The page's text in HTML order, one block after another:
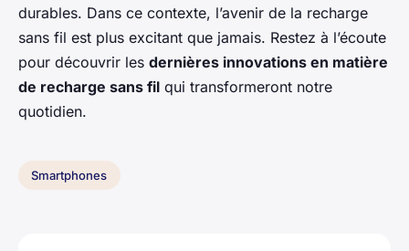
durables. Dans ce contexte, l’avenir de la recharge
sans fil est plus excitant que jamais. Restez à l’écoute
pour découvrir les dernières innovations en matière
de recharge sans fil qui transformeront notre
quotidien.
Smartphones